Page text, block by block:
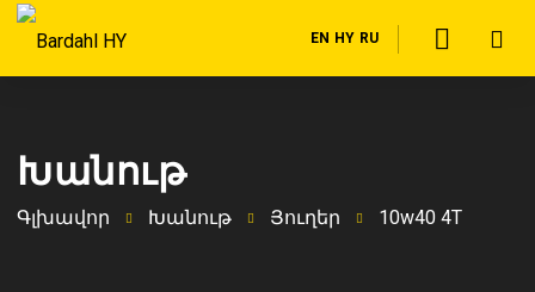
EN HY RU
Խանութ
Գլխավոր Խանութ Յուղեր 10w40 4T